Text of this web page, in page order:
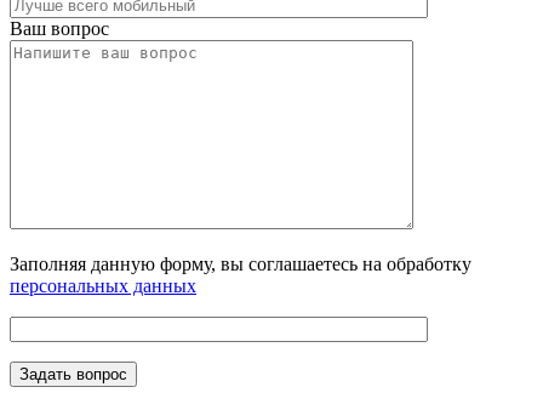
Ваш вопрос
Заполняя данную форму, вы соглашаетесь на обработку
персональных данных